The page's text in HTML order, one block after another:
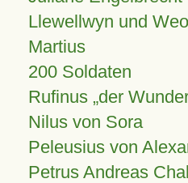
Llewellwyn und
Martius
200 Soldaten
Rufinus „der
Nilus von Sora
Peleusius von
Petrus Andreas